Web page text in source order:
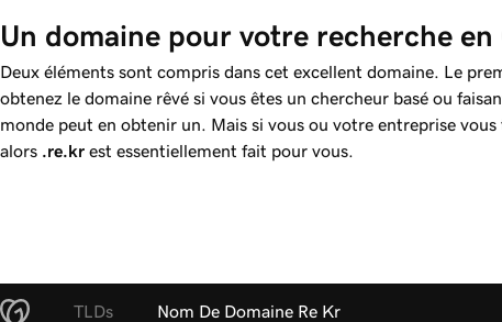
Un domaine pour votre recherche en
Deux éléments sont compris dans cet excellent domaine. Le
obtenez le domaine rêvé si vous êtes un chercheur basé ou
monde peut en obtenir un. Mais si vous ou votre entreprise
alors .re.kr est essentiellement fait pour vous.
TLDs Nom De Domaine Re Kr